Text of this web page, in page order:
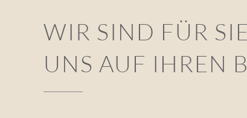
WIR SIND FÜR
UNS AUF IHREN